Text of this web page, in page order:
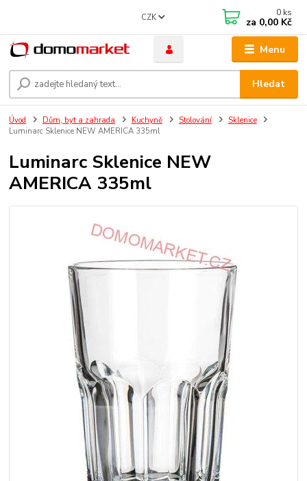
Menu
CZK
Hledat
0 ks
za 0,00 Kč
Úvod Dům, byt a zahrada Kuchyně Stolování
Sklenice
Luminarc Sklenice NEW AMERICA 335ml
Luminarc Sklenice NEW
AMERICA 335ml